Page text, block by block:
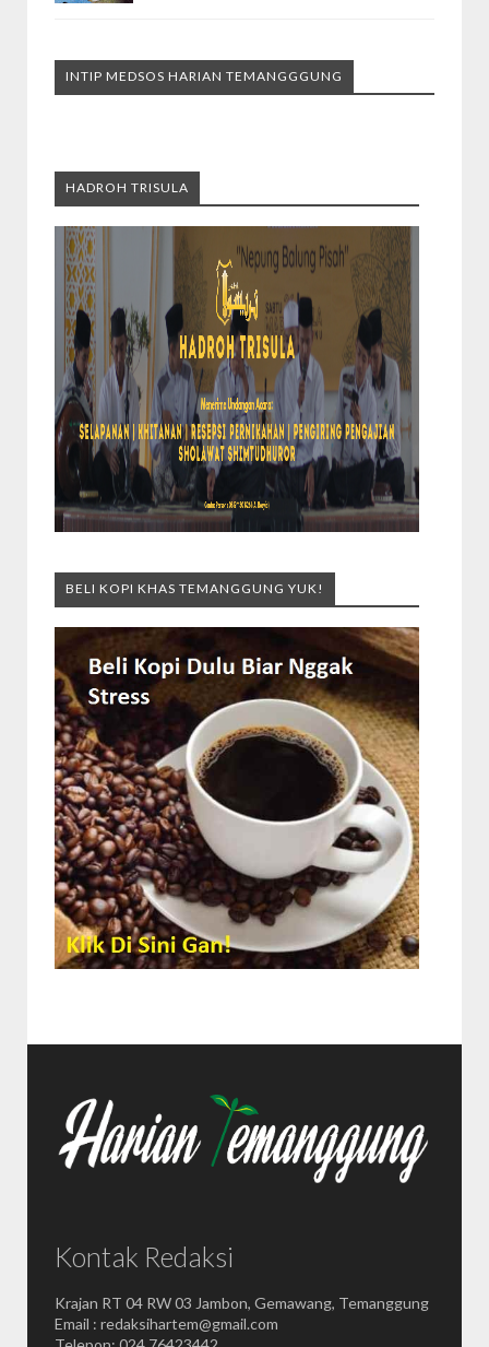
INTIP MEDSOS HARIAN TEMANGGGUNG
HADROH TRISULA
BELI KOPI KHAS TEMANGGUNG YUK!
Kontak Redaksi
Krajan RT 04 RW 03 Jambon, Gemawang, Temanggung
Email : redaksihartem@gmail.com